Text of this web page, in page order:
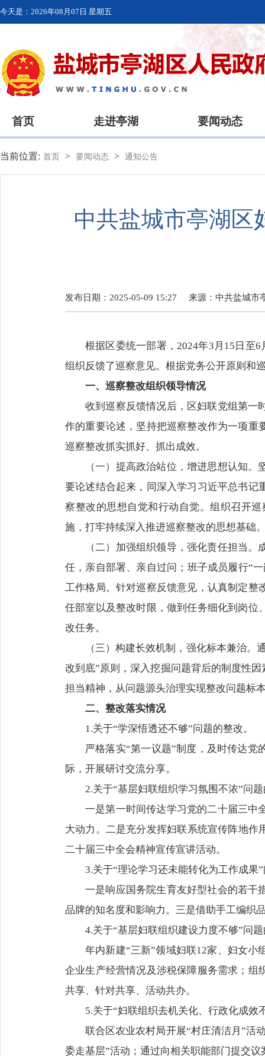
今天是： 2026年08月07日 星期五
首页 走进亭湖 要闻动态
当前位置: 首页 > 要闻动态 > 通知公告
中共盐城市亭湖区
发布日期：2025-05-09 15:27 来源： 中共盐城市
根据区委统一部署，2024年3月15日至
组织反馈了巡察意见。根据党务公开原则和
一、巡察整改组织领导情况
收到巡察反馈情况后，区妇联党组第一
作的重要论述，坚持把巡察整改作为一项重
巡察整改抓实抓好、抓出成效。
（一）提高政治站位，增进思想认知
要论述结合起来，同深入学习习近平总书记
察整改的思想自觉和行动自觉。组织召开
施，打牢持续深入推进巡察整改的思想基础
（二）加强组织领导，强化责任担当
任，亲自部署、亲自过问；班子成员履行“
工作格局。针对巡察反馈意见，认真制定整
任部室以及整改时限，做到任务细化到岗位
改任务。
（三）构建长效机制，强化标本兼治
改到底”原则，深入挖掘问题背后的制度性
担当精神，从问题源头治理实现整改问题标
二、整改落实情况
1.关于“学深悟透还不够”问题的整改。
严格落实“第一议题”制度，及时传达
际，开展研讨交流分享。
2.关于“基层妇联组织学习氛围不浓”问
一是第一时间传达学习党的二十届三中
大动力。二是充分发挥妇联系统宣传阵地作
二十届三中全会精神宣传宣讲活动。
3.关于“理论学习还未能转化为工作成果
一是响应国务院生育友好型社会的若干
品牌的知名度和影响力。三是借助手工编织
4.关于“基层妇联组织建设力度不够”问
年内新建“三新”领域妇联12家、妇女
企业生产经营情况及涉税保障服务需求；组
共享、针对共享、活动共办。
5.关于“妇联组织去机关化、行政化成效
联合区农业农村局开展“村庄清洁月”活
委走基层”活动；通过向相关职能部门提交